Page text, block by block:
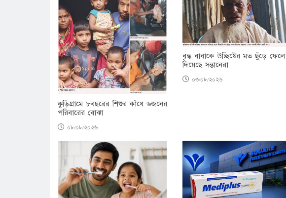
কুড়িগ্রামে ৮বছরের শিশুর কাঁধে ৬জনের
পরিবারের বোঝা
০৮/০৮/২০২৬
বৃদ্ধ বাবাকে উচ্ছিষ্টের মত ছুঁড়ে ফেলে
দিয়েছে সন্তানেরা
০৩/০৮/২০২৬